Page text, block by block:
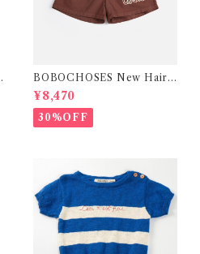
BOBOCHOSES New Hairli
ne denim bermuda shorts /
2-6Y
¥8,470
30%OFF